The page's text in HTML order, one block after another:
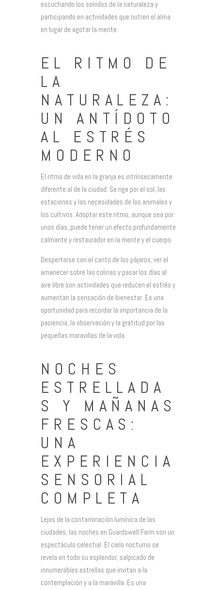
escuchando los sonidos de la naturaleza y
participando en actividades que nutren el alma
en lugar de agotar la mente.
EL RITMO DE
LA
NATURALEZA:
UN ANTÍDOTO
AL ESTRÉS
MODERNO
El ritmo de vida en la granja es intrínsecamente
diferente al de la ciudad. Se rige por el sol, las
estaciones y las necesidades de los animales y
los cultivos. Adoptar este ritmo, aunque sea por
unos días, puede tener un efecto profundamente
calmante y restaurador en la mente y el cuerpo.
Despertarse con el canto de los pájaros, ver el
amanecer sobre las colinas y pasar los días al
aire libre son actividades que reducen el estrés y
aumentan la sensación de bienestar. Es una
oportunidad para recordar la importancia de la
paciencia, la observación y la gratitud por las
pequeñas maravillas de la vida.
NOCHES
ESTRELLADA
S Y MAÑANAS
FRESCAS:
UNA
EXPERIENCIA
SENSORIAL
COMPLETA
Lejos de la contaminación lumínica de las
ciudades, las noches en Guardswell Farm son un
espectáculo celestial. El cielo nocturno se
revela en todo su esplendor, salpicado de
innumerables estrellas que invitan a la
contemplación y a la maravilla. Es una